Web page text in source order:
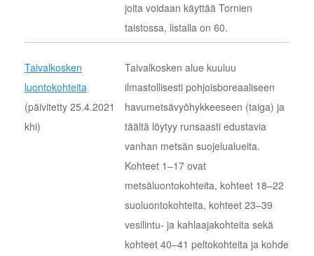
joita voidaan käyttää Tornien
taistossa, listalla on 60.
Taivalkosken
luontokohteita
(päivitetty 25.4.2021
khi)
Taivalkosken alue kuuluu
ilmastollisesti pohjoisboreaaliseen
havumetsävyöhykkeeseen (taiga) ja
täältä löytyy runsaasti edustavia
vanhan metsän suojelualueita.
Kohteet 1‒17 ovat
metsäluontokohteita, kohteet 18‒22
suoluontokohteita, kohteet 23‒39
vesilintu- ja kahlaajakohteita sekä
kohteet 40‒41 peltokohteita ja kohde